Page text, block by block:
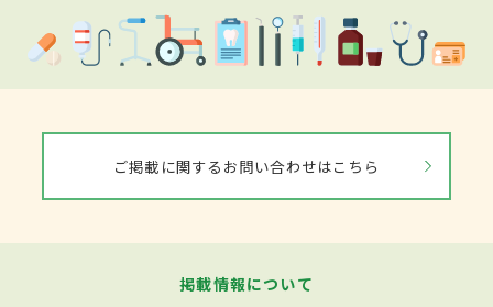
ご掲載に関するお問い合わせはこちら
掲載情報について